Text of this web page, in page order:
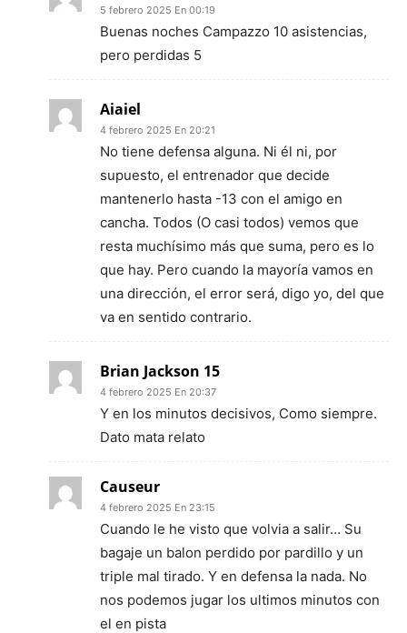
5 febrero 2025 En 00:19
Buenas noches Campazzo 10 asistencias,
pero perdidas 5
Aiaiel
4 febrero 2025 En 20:21
No tiene defensa alguna. Ni él ni, por
supuesto, el entrenador que decide
mantenerlo hasta -13 con el amigo en
cancha. Todos (O casi todos) vemos que
resta muchísimo más que suma, pero es lo
que hay. Pero cuando la mayoría vamos en
una dirección, el error será, digo yo, del que
va en sentido contrario.
Brian Jackson 15
4 febrero 2025 En 20:37
Y en los minutos decisivos, Como siempre.
Dato mata relato
Causeur
4 febrero 2025 En 23:15
Cuando le he visto que volvia a salir… Su
bagaje un balon perdido por pardillo y un
triple mal tirado. Y en defensa la nada. No
nos podemos jugar los ultimos minutos con
el en pista